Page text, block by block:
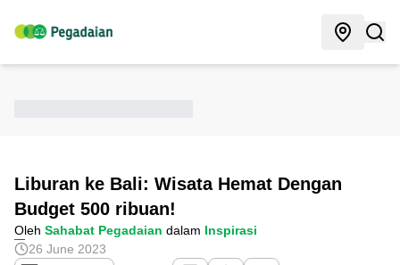
Liburan ke Bali: Wisata Hemat Dengan
Budget 500 ribuan!
Oleh Sahabat Pegadaian dalam Inspirasi
26 June 2023